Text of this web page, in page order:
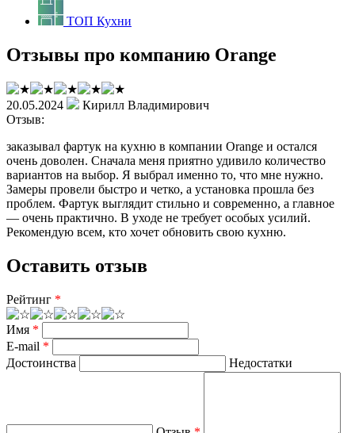
ТОП Кухни
Отзывы про компанию Orange
20.05.2024
Кирилл Владимирович
Отзыв:
заказывал фартук на кухню в компании Orange и остался
очень доволен. Сначала меня приятно удивило количество
вариантов на выбор. Я выбрал именно то, что мне нужно.
Замеры провели быстро и четко, а установка прошла без
проблем. Фартук выглядит стильно и современно, а главное
— очень практично. В уходе не требует особых усилий.
Рекомендую всем, кто хочет обновить свою кухню.
Оставить отзыв
Рейтинг *
Имя *
E-mail *
Достоинства
Недостатки